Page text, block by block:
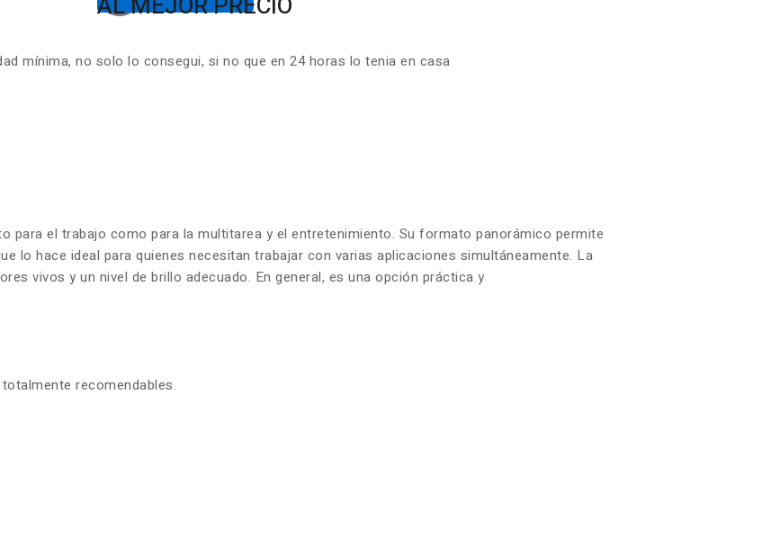
mínima, no solo lo consegui, si no que en 24 horas lo tenia en casa
para el trabajo como para la multitarea y el entretenimiento. Su formato panorámico permite
lo hace ideal para quienes necesitan trabajar con varias aplicaciones simultáneamente. La
vivos y un nivel de brillo adecuado. En general, es una opción práctica y
recomendables.